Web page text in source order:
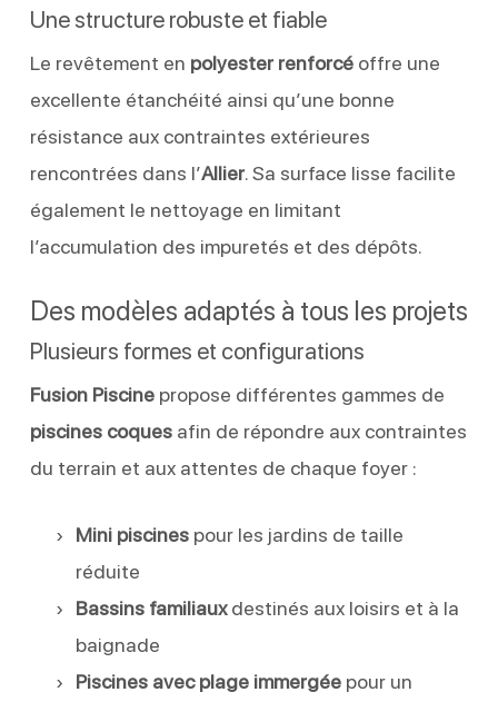
Une structure robuste et fiable
Le revêtement en polyester renforcéoffre une
excellente étanchéité ainsi qu’une bonne
résistance aux contraintes extérieures
rencontrées dans l’Allier. Sa surface lisse facilite
également le nettoyage en limitant
l’accumulation des impuretés et des dépôts.
Des modèles adaptés à tous les projets
Plusieurs formes et configurations
Fusion Piscinepropose différentes gammes de
piscines coquesafin de répondre aux contraintes
du terrain et aux attentes de chaque foyer :
Mini piscinespour les jardins de taille
réduite
Bassins familiauxdestinés aux loisirs et à la
baignade
Piscines avec plage immergéepour un